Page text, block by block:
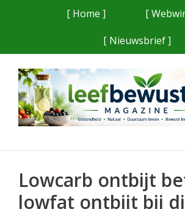
[ Home ]
[
[ Nieuwsbrief ]
Lowcarb ontbijt
lowfat ontbijt bij